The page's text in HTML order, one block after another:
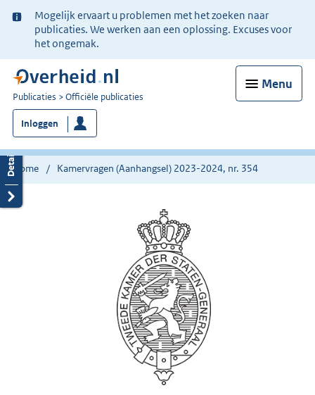
Ter
informatie:
Mogelijk ervaart u problemen met het zoeken naar
publicaties. We werken aan een oplossing. Excuses voor
het ongemak.
Menu
U
bent
nu
hier:
Publicaties Officiële publicaties
Inloggen
Home Kamervragen (Aanhangsel) 2023-2024, nr. 354